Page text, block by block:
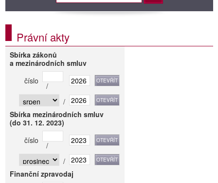
Právní akty
Sbírka zákonů
a mezinárodních smluv
číslo
/
/
Sbírka mezinárodních smluv
(do 31. 12. 2023)
číslo
/
/
Finanční zpravodaj